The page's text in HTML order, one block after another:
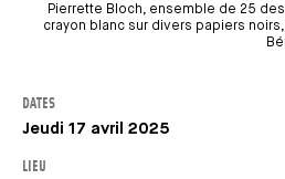
Pierrette Bloch, ensemble de 25
crayon blanc sur divers papiers
DATES
Jeudi 17 avril 2025
LIEU